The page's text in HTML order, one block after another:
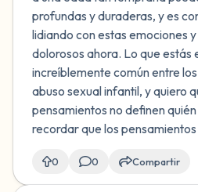
culpa y una depresión
aterra pensar que
personas que abusaron
actué de forma
no recuerdo. ¿Cómo
estos pensamientos
intensa culpa que
profundas y duraderas, y es
lidiando con estas emociones
dolorosos ahora. Lo que estás
increíblemente común entre
abuso sexual infantil, y quiero
pensamientos no definen
recordar que los pensamientos
0 0 Compartir